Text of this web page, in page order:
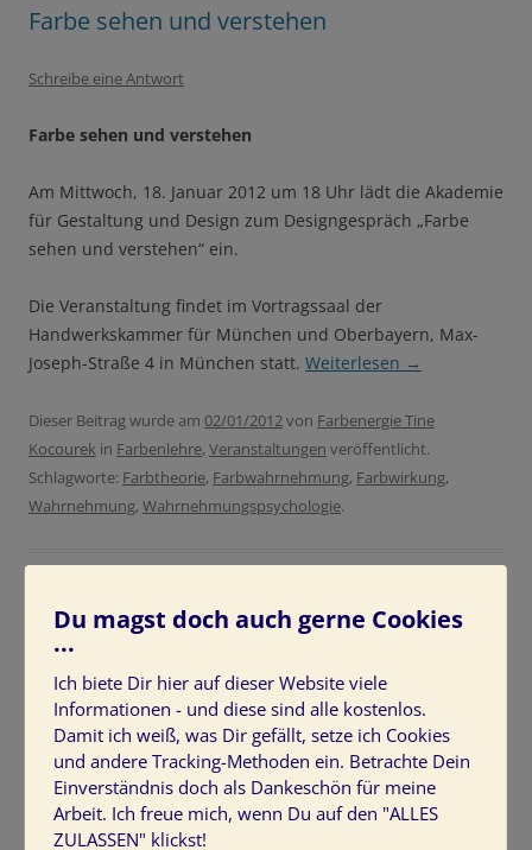
Farbe sehen und verstehen
Schreibe eine Antwort
Farbe sehen und verstehen
Am Mittwoch, 18. Januar 2012 um 18 Uhr lädt die Akademie
für Gestaltung und Design zum Designgespräch „Farbe
sehen und verstehen“ ein.
Die Veranstaltung findet im Vortragssaal der
Handwerkskammer für München und Oberbayern, Max-
Joseph-Straße 4 in München statt. Weiterlesen →
Dieser Beitrag wurde am 02/01/2012von Farbenergie Tine
Kocourek in Farbenlehre, Veranstaltungen veröffentlicht.
Schlagworte: Farbtheorie, Farbwahrnehmung, Farbwirkung,
Wahrnehmung, Wahrnehmungspsychologie.
Interaction of Color, Josef Albers
Schreibe eine Antwort
Zusammenspiel der Farben: Interaktion von
Farben
Du magst doch auch gerne Cookies
...
Ich biete Dir hier auf dieser Website viele
Informationen - und diese sind alle kostenlos.
Damit ich weiß, was Dir gefällt, setze ich Cookies
und andere Tracking-Methoden ein. Betrachte Dein
Einverständnis doch als Dankeschön für meine
Arbeit. Ich freue mich, wenn Du auf den "ALLES
ZULASSEN" klickst!